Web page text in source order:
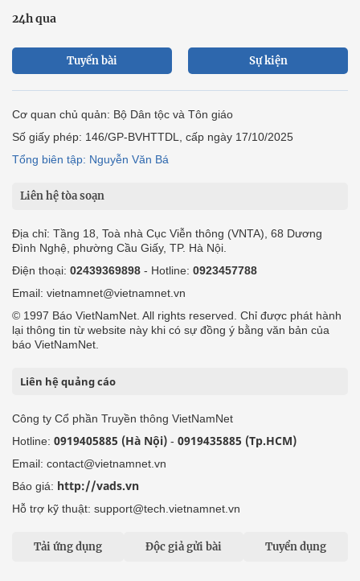
24h qua
Tuyến bài Sự kiện
Cơ quan chủ quản: Bộ Dân tộc và Tôn giáo
Số giấy phép: 146/GP-BVHTTDL, cấp ngày 17/10/2025
Tổng biên tập: Nguyễn Văn Bá
Liên hệ tòa soạn
Địa chỉ: Tầng 18, Toà nhà Cục Viễn thông (VNTA), 68 Dương
Đình Nghệ, phường Cầu Giấy, TP. Hà Nội.
Điện thoại: 02439369898 - Hotline: 0923457788
Email: vietnamnet@vietnamnet.vn
© 1997 Báo VietNamNet. All rights reserved. Chỉ được phát hành
lại thông tin từ website này khi có sự đồng ý bằng văn bản của
báo VietNamNet.
Liên hệ quảng cáo
Công ty Cổ phần Truyền thông VietNamNet
Hotline: 0919405885 (Hà Nội) - 0919435885 (Tp.HCM)
Email: contact@vietnamnet.vn
Báo giá: http://vads.vn
Hỗ trợ kỹ thuật: support@tech.vietnamnet.vn
Tải ứng dụng Độc giả gửi bài Tuyển dụng